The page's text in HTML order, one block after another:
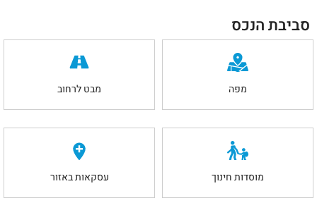
סביבת הנכס
מפה מבט לרחוב
מוסדות חינוך עסקאות באזור